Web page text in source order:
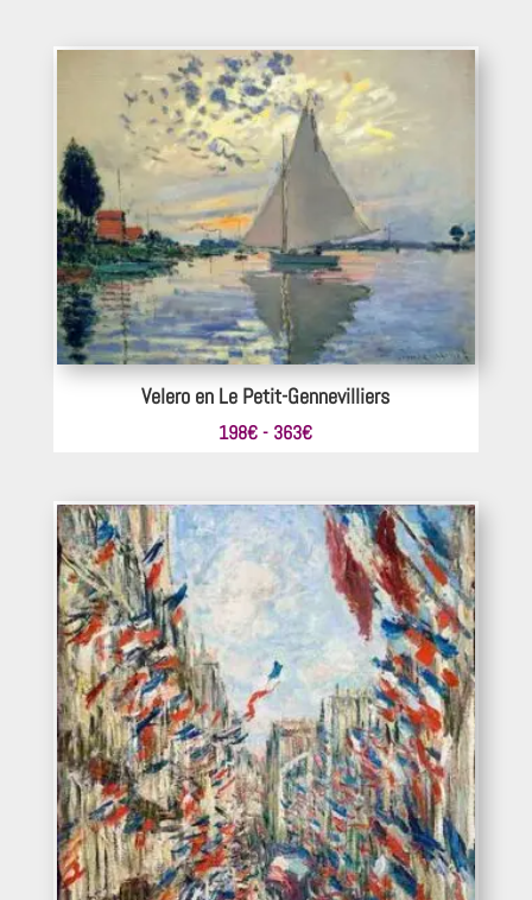
desde
198€
hasta
286€
Velero en Le Petit-Gennevilliers
198€ - 363€Rango
desde
198€
hasta
363€